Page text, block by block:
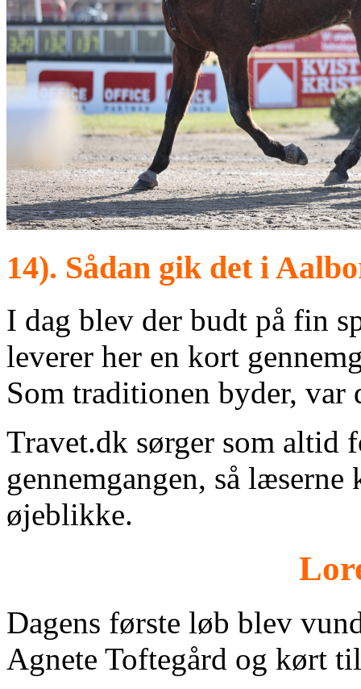
14). Sådan gik det i
I dag blev der budt på fin
leverer her en kort
Som traditionen byder,
Travet.dk sørger som altid
gennemgangen, så læserne
øjeblikke.
Dagens første løb blev
Agnete Toftegård og kørt